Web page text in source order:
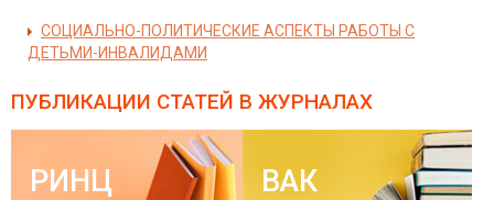
СОЦИАЛЬНО-ПОЛИТИЧЕСКИЕ АСПЕКТЫ РАБОТЫ С
ДЕТЬМИ-ИНВАЛИДАМИ
ПУБЛИКАЦИИ СТАТЕЙ В ЖУРНАЛАХ
РИНЦ ВАК